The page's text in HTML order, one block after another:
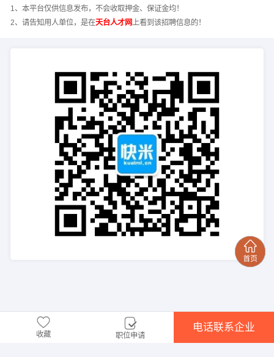
1、本平台仅供信息发布，不会收取押金、保证金均！
2、请告知用人单位，是在天台人才网上看到该招聘信息的！
收藏 职位申请
电话联系企业